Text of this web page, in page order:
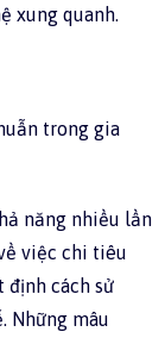
xung quanh.
trong gia
năng nhiều lần
việc chi tiêu
cách sử
Những mâu